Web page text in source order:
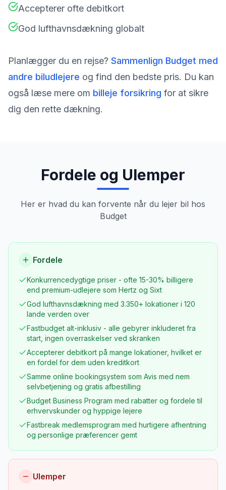
Accepterer ofte debitkort
God lufthavnsdækning globalt
Planlægger du en rejse? Sammenlign Budget med
andre biludlejere og find den bedste pris. Du kan
også læse mere om billeje forsikring for at sikre
dig den rette dækning.
Fordele og Ulemper
Her er hvad du kan forvente når du lejer bil hos
Budget
Fordele
Konkurrencedygtige priser - ofte 15-30% billigere
end premium-udlejere som Hertz og Sixt
God lufthavnsdækning med 3.350+ lokationer i 120
lande verden over
Fastbudget alt-inklusiv - alle gebyrer inkluderet fra
start, ingen overraskelser ved skranken
Accepterer debitkort på mange lokationer, hvilket er
en fordel for dem uden kreditkort
Samme online bookingsystem som Avis med nem
selvbetjening og gratis afbestilling
Budget Business Program med rabatter og fordele til
erhvervskunder og hyppige lejere
Fastbreak medlemsprogram med hurtigere afhentning
og personlige præferencer gemt
Ulemper